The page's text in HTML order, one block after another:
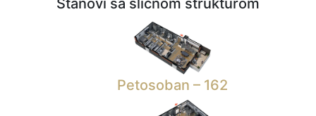
Petosoban – 162